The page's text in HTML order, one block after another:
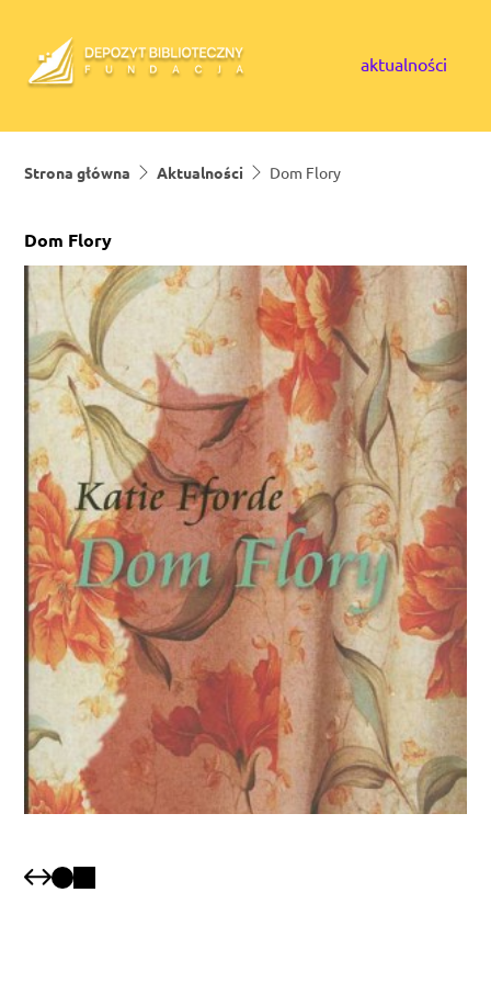
aktualności
Strona główna Aktualności Dom Flory
Dom Flory